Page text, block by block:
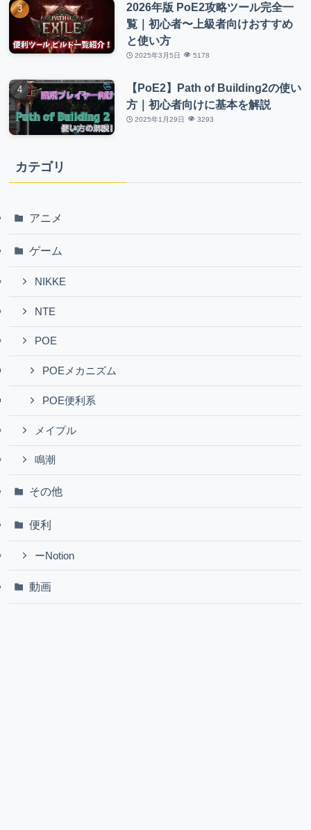
2026年版 PoE2攻略ツール完全一
覧｜初心者〜上級者向けおすすめ
と使い方
2025年3月5日 5178
【PoE2】Path of Building2の使い
方｜初心者向けに基本を解説
2025年1月29日 3293
カテゴリ
アニメ
ゲーム
NIKKE
NTE
POE
POEメカニズム
POE便利系
メイプル
鳴潮
その他
便利
ーNotion
動画